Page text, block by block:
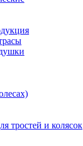
тростей и колясок